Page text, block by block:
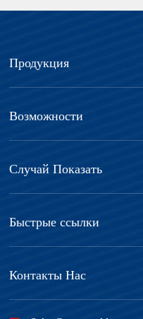
Продукция
Возможности
Случай Показать
Быстрые ссылки
Контакты Нас